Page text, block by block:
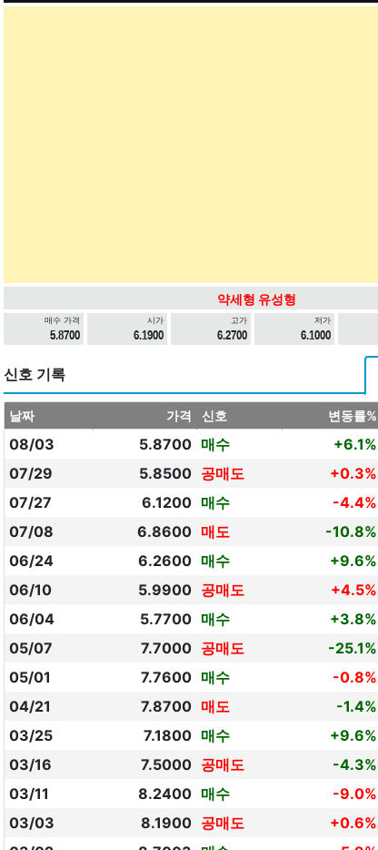
약세형 유성형
매수 가격
5.8700
시가
6.1900
고가
6.2700
저가
6.1000
신호 기록
날짜 가격 신호 변동률%
08/03 5.8700 매수 +6.1%
07/29
5.8500 공매도 +0.3%
07/27
6.1200 매수 -4.4%
07/08
6.8600 매도 -10.8%
06/24
6.2600 매수 +9.6%
06/10
5.9900 공매도 +4.5%
06/04
5.7700 매수 +3.8%
05/07
7.7000 공매도 -25.1%
05/01
7.7600 매수 -0.8%
04/21
7.8700 매도 -1.4%
03/25
7.1800 매수 +9.6%
03/16
7.5000 공매도 -4.3%
03/11
8.2400 매수 -9.0%
03/03
8.1900 공매도 +0.6%